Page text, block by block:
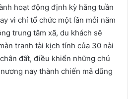
hoạt động định kỳ hằng tuần
vì chỉ tổ chức một lần mỗi năm
trung tâm xã, du khách sẽ
tranh tài kịch tính của 30 nài
đất, điều khiển những chú
nay thành chiến mã dũng